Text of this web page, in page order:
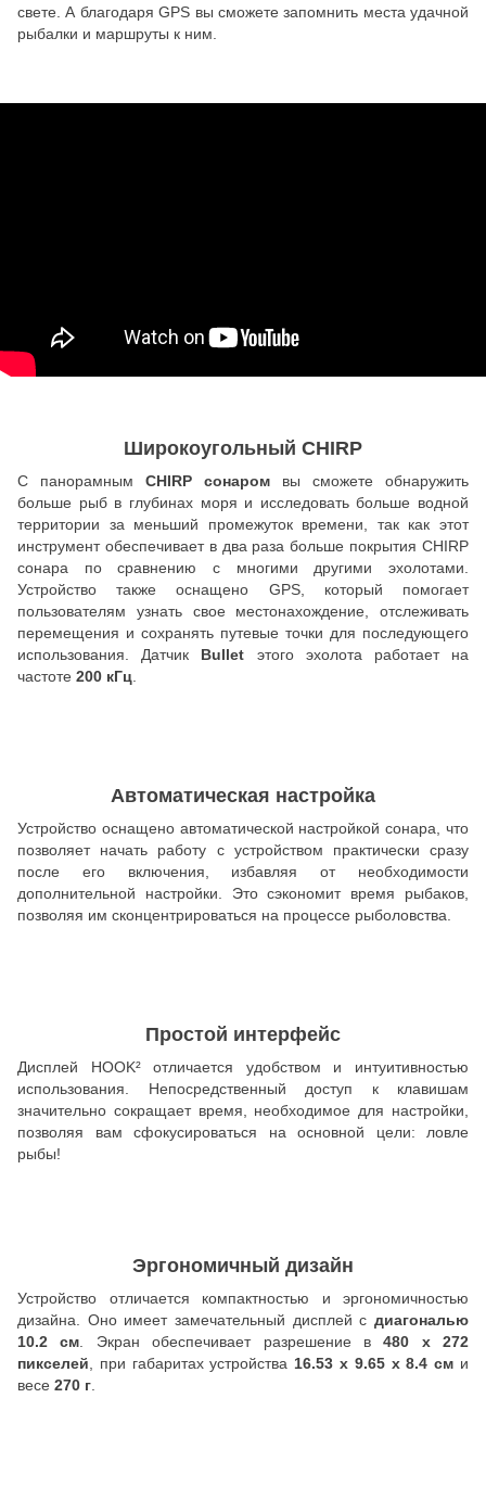
свете. А благодаря GPS вы сможете запомнить места удачной
рыбалки и маршруты к ним.
Широкоугольный CHIRP
С панорамным CHIRP сонаром вы сможете обнаружить
больше рыб в глубинах моря и исследовать больше водной
территории за меньший промежуток времени, так как этот
инструмент обеспечивает в два раза больше покрытия CHIRP
сонара по сравнению с многими другими эхолотами.
Устройство также оснащено GPS, который помогает
пользователям узнать свое местонахождение, отслеживать
перемещения и сохранять путевые точки для последующего
использования. Датчик Bullet этого
эхолота работает на
частоте 200 кГц
Автоматическая настройка
Устройство оснащено автоматической настройкой сонара, что
позволяет начать работу с устройством практически сразу
после его включения, избавляя от необходимости
дополнительной настройки. Это сэкономит время рыбаков,
позволяя им сконцентрироваться на процессе рыболовства.
Простой интерфейс
Дисплей HOOK² отличается удобством и интуитивностью
использования. Непосредственный доступ к клавишам
значительно сокращает время, необходимое для настройки,
позволяя вам сфокусироваться на основной цели: ловле
рыбы!
Эргономичный дизайн
Устройство отличается компактностью и эргономичностью
дизайна. Оно имеет замечательный дисплей с диагональю
10.2 см . Экран обеспечивает разрешение в480 x 272
пикселей , при габаритах устройства 16.53 x 9.65 x 8.4 см и
весе 270 г